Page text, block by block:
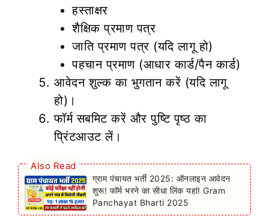
हस्ताक्षर
शैक्षिक प्रमाण पत्र
जाति प्रमाण पत्र (यदि लागू हो)
पहचान प्रमाण (आधार कार्ड/पैन कार्ड)
आवेदन शुल्क का भुगतान करें (यदि लागू
हो)।
फॉर्म सबमिट करें और पुष्टि पृष्ठ का
प्रिंटआउट लें।
Also Read
ग्राम पंचायत भर्ती 2025: ऑनलाइन आवेदन
शुरू! फॉर्म भरने का सीधा लिंक यहां! Gram
Panchayat Bharti 2025